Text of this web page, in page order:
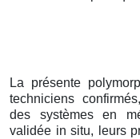
La présente
techniciens
des systèmes en
validée in situ, leurs